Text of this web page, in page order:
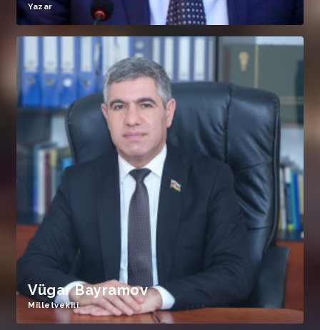
Yazar
Vügar Bayramov
Milletvekili